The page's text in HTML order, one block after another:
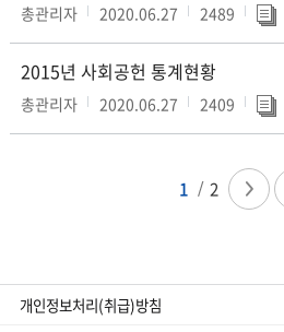
총관리자 2020.06.27 2489
2015년 사회공헌 통계현황
총관리자 2020.06.27 2409
1 2
개인정보처리(취급)방침